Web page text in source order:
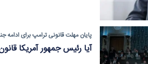
پایان مهلت قانونی ترامپ برای ادامه
آیا رئیس جمهور آمریکا